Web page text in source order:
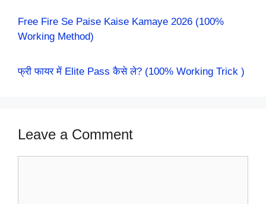
Free Fire Se Paise Kaise Kamaye 2026 (100%
Working Method)
फ्री फायर में Elite Pass कैसे ले? (100% Working Trick )
Leave a Comment